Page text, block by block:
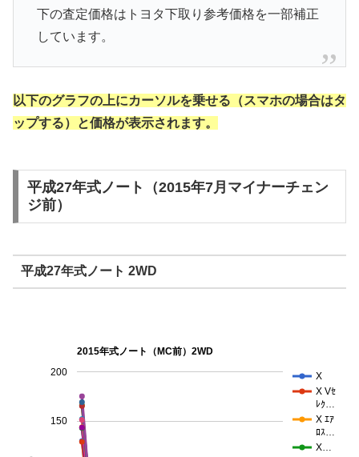
下の査定価格はトヨタ下取り参考価格を一部補正
しています。
以下のグラフの上にカーソルを乗せる（スマホの場合はタ
ップする）と価格が表示されます。
平成27年式ノート（2015年7月マイナーチェン
ジ前）
平成27年式ノート 2WD
2015年式ノート（MC前）2WD
X
X Vｾ
ﾚｸ…
X ｴｱ
ﾛｽ…
X…
150
200